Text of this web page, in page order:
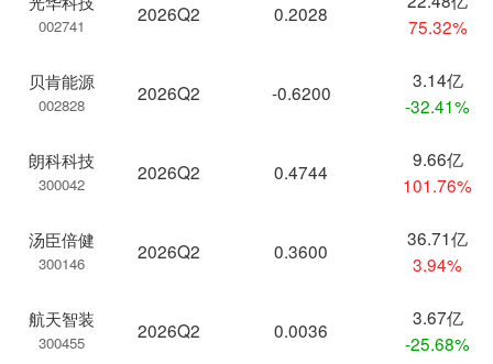
002741
2026Q2
贝肯能源
002828
2026Q2
朗科科技
300042
2026Q2
汤臣倍健
300146
2026Q2
航天智装
300455
2026Q2
0.2028
75.32%
-0.6200
3.14亿
-32.41%
0.4744
9.66亿
101.76%
0.3600
36.71亿
3.94%
0.0036
3.67亿
-25.68%